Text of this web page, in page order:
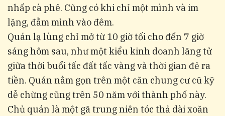
nhấp cà phê. Cũng có khi chỉ một mình và im
lặng, đẫm mình vào đêm.
Quán lạ lùng chỉ mở từ 10 giờ tối cho đến 7 giờ
sáng hôm sau, như một kiểu kinh doanh lãng tử
giữa thời buổi tấc đất tấc vàng và thời gian đẻ ra
tiền. Quán nằm gọn trên một căn chung cư cũ kỹ
dễ chừng cũng trên 50 năm với thành phố này.
Chủ quán là một gã trung niên tóc thả dài xoăn